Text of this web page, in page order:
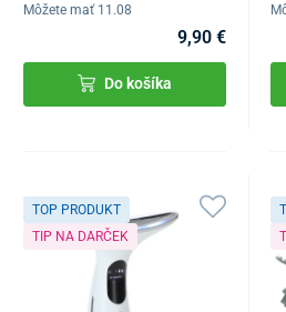
Môžete mať 11.08
9,90 €
Do košíka
TOP PRODUKT
TIP NA DARČEK